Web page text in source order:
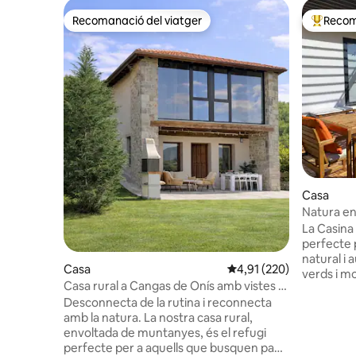
Recomanació del viatger
Recomanació del viatger
Casa 4,91 de puntuació
4,91 (220)
Casa rural a Cangas de Onís amb vistes a
la posta de sol
Desconnecta de la rutina i reconnecta
amb la natura. La nostra casa rural,
envoltada de muntanyes, és el refugi
perfecte per a aquells que busquen pau i
Casa
Natura
del Prau
La
perfecte
natural i
verds i